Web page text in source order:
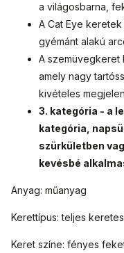
a világosbarna,
A Cat Eye
gyémánt alakú
A szemüvegkeret
amely nagy
kivételes
3. kategória - a
kategória,
szürkületben
kevésbé
Anyag: műanyag
Kerettípus: teljes keretes
Keret színe: fényes